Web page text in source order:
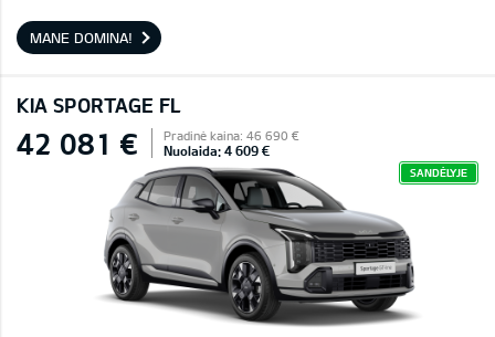
MANE DOMINA!
KIA SPORTAGE FL
42 081 € Pradinė kaina: 46 690 €
Nuolaida: 4 609 €
SANDĖLYJE